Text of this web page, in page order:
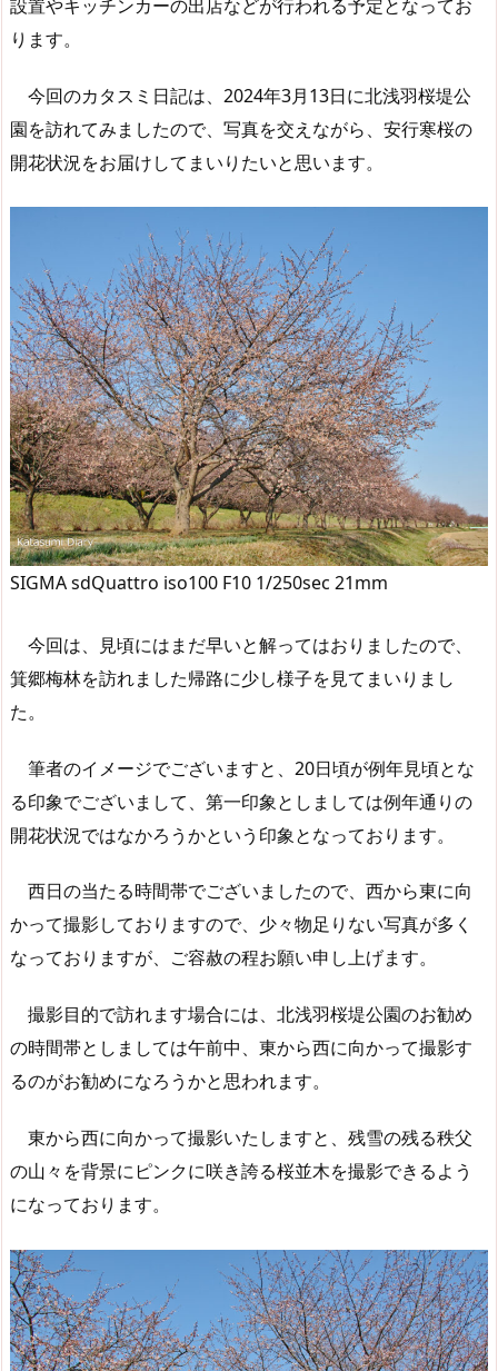
設置やキッチンカーの出店などが行われる予定となってお
ります。
今回のカタスミ日記は、2024年3月13日に北浅羽桜堤公
園を訪れてみましたので、写真を交えながら、安行寒桜の
開花状況をお届けしてまいりたいと思います。
SIGMA sdQuattro iso100 F10 1/250sec 21mm
今回は、見頃にはまだ早いと解ってはおりましたので、
箕郷梅林を訪れました帰路に少し様子を見てまいりまし
た。
筆者のイメージでございますと、20日頃が例年見頃とな
る印象でございまして、第一印象としましては例年通りの
開花状況ではなかろうかという印象となっております。
西日の当たる時間帯でございましたので、西から東に向
かって撮影しておりますので、少々物足りない写真が多く
なっておりますが、ご容赦の程お願い申し上げます。
撮影目的で訪れます場合には、北浅羽桜堤公園のお勧め
の時間帯としましては午前中、東から西に向かって撮影す
るのがお勧めになろうかと思われます。
東から西に向かって撮影いたしますと、残雪の残る秩父
の山々を背景にピンクに咲き誇る桜並木を撮影できるよう
になっております。